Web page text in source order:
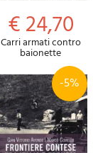
€ 24,70
Carri armati contro
baionette
-5%